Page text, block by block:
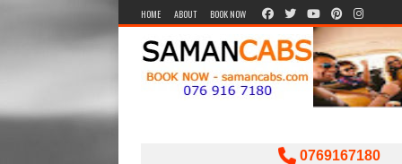
HOME ABOUT BOOK NOW
0769167180